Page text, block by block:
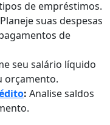
de empréstimos.
Planeje suas despesas
de
seu salário líquido
orçamento.
: Analise saldos